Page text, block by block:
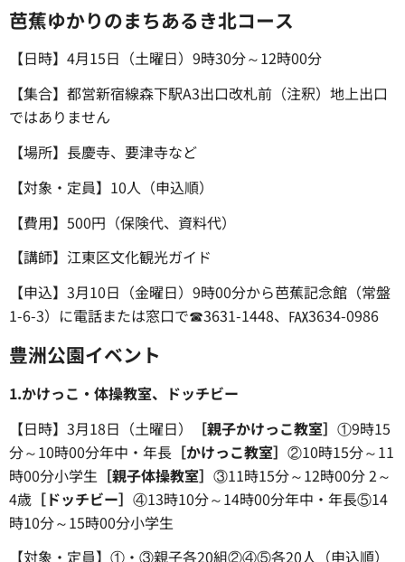
芭蕉ゆかりのまちあるき北コース
【日時】4月15日（土曜日）9時30分～12時00分
【集合】都営新宿線森下駅A3出口改札前（注釈）地上出口
ではありません
【場所】長慶寺、要津寺など
【対象・定員】10人（申込順）
【費用】500円（保険代、資料代）
【講師】江東区文化観光ガイド
【申込】3月10日（金曜日）9時00分から芭蕉記念館（常盤
1-6-3）に電話または窓口で☎3631-1448、℻3634-0986
豊洲公園イベント
1.かけっこ・体操教室、ドッチビー
【日時】3月18日（土曜日）
［親子かけっこ教室］ ①9時15
分～10時00分年中・年長 ［かけっこ教室］ ②10時15分～11
時00分小学生 ［親子体操教室］ ③11時15分～12時00分 2～
4歳 ［ドッチビー］ ④13時10分～14時00分年中・年長⑤14
時10分～15時00分小学生
【対象・定員】①・③親子各20組②④⑤各20人（申込順）